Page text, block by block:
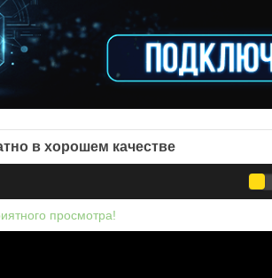
в хорошем качестве
просмотра!